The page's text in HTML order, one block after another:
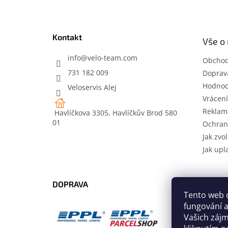
Tento web
fungování
Vašich
Kontakt
info@velo-team.com
731 182 009
Veloservis Alej
Havlíčkova 3305, Havlíčkův Brod 580
01
Vše o
Jak
Jak
DOPRAVA